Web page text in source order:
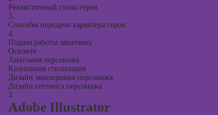
Реалистичный стиль героя
3.
Способы передачи характера героя
4.
Подача работы заказчику
Освоите
Анатомия персонажа
Казуальная стилизация
Дизайн экипировки персонажа
Дизайн сеттинга персонажа
3
Adobe Illustrator